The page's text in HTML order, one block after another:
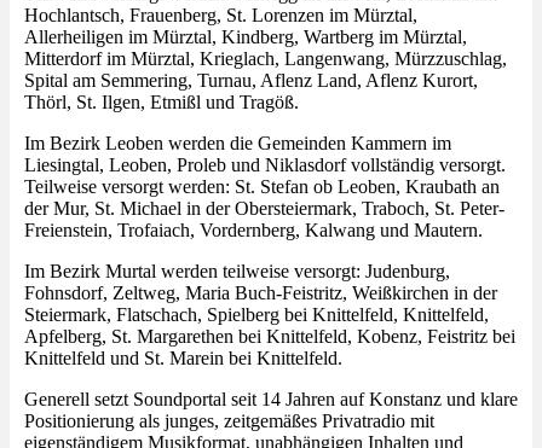
Hochlantsch, Frauenberg, St. Lorenzen im Mürztal,
Allerheiligen im Mürztal, Kindberg, Wartberg im Mürztal,
Mitterdorf im Mürztal, Krieglach, Langenwang, Mürzzuschlag,
Spital am Semmering, Turnau, Aflenz Land, Aflenz Kurort,
Thörl, St. Ilgen, Etmißl und Tragöß.
Im Bezirk Leoben werden die Gemeinden Kammern im
Liesingtal, Leoben, Proleb und Niklasdorf vollständig versorgt.
Teilweise versorgt werden: St. Stefan ob Leoben, Kraubath an
der Mur, St. Michael in der Obersteiermark, Traboch, St. Peter-
Freienstein, Trofaiach, Vordernberg, Kalwang und Mautern.
Im Bezirk Murtal werden teilweise versorgt: Judenburg,
Fohnsdorf, Zeltweg, Maria Buch-Feistritz, Weißkirchen in der
Steiermark, Flatschach, Spielberg bei Knittelfeld, Knittelfeld,
Apfelberg, St. Margarethen bei Knittelfeld, Kobenz, Feistritz bei
Knittelfeld und St. Marein bei Knittelfeld.
Generell setzt Soundportal seit 14 Jahren auf Konstanz und klare
Positionierung als junges, zeitgemäßes Privatradio mit
eigenständigem Musikformat, unabhängigen Inhalten und